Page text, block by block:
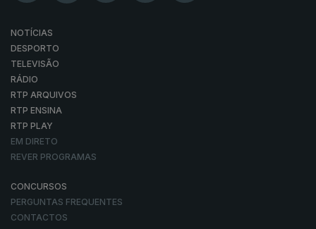
NOTÍCIAS
DESPORTO
TELEVISÃO
RÁDIO
RTP ARQUIVOS
RTP ENSINA
RTP PLAY
EM DIRETO
REVER PROGRAMAS
CONCURSOS
PERGUNTAS FREQUENTES
CONTACTOS